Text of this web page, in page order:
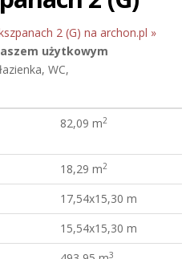
2 (G) na archon.pl »
użytkowym
WC,
82,09 m2
18,29 m2
17,54x15,30 m
15,54x15,30 m
3